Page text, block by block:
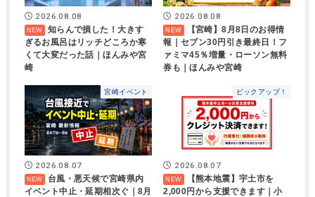
2026.08.08
知らんで損した！大きす
ぎるお風呂はリッチどころか寒
くて大変だった話｜ほんみや宮
崎
2026.08.08
【宮崎】8月8日のお得情
報｜セブン30円引き最終日！フ
ァミマ45％増量・ローソン無料
券も｜ほんみや宮崎
宮崎イベント
2026.08.07
台風・悪天候で宮崎県内
イベント中止・延期相次ぐ｜8月
ピックアップ！
2026.08.07
【熊本地震】宇土市を
2,000円から支援できます｜小